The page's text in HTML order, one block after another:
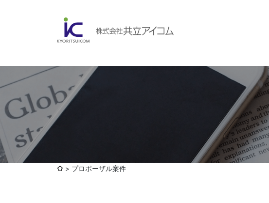
会社案内
社長挨
Web制作・ホームページ制作
WEB
インターネット広告代行
シ
プロポーザル案件